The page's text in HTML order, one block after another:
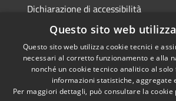
Dichiarazione di accessibilità
Accessibilità
Privacy
Questo sito web
Questo sito web utilizza cookie tecnici e
necessari al corretto funzionamento e alla
nonché un cookie tecnico analitico al
informazioni statistiche, aggregate
Per maggiori dettagli, può consultare la cookie